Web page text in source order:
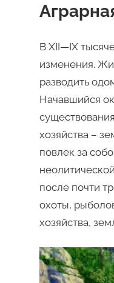
В XII—IX
изменения.
разводить
Начавшийся
хозяйства –
повлек за
после почти
охоты,
хозяйства,